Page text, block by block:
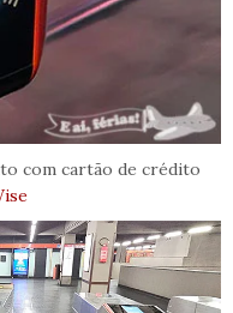
com cartão de crédito